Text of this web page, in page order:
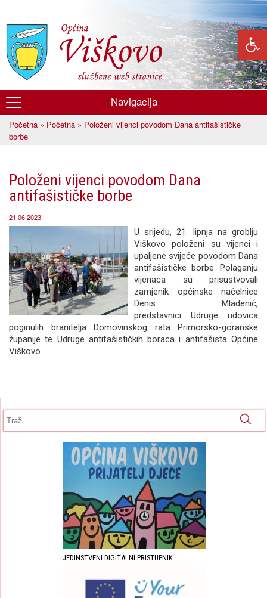
glavni
sadržaj
Općina
Viškovo
Navigacija
Vi ste ovdje
Početna » Početna » Položeni vijenci povodom Dana antifašističke
borbe
Položeni vijenci povodom Dana
antifašističke borbe
21.06.2023.
U srijedu, 21. lipnja na groblju
Viškovo položeni su vijenci i
upaljene svijeće povodom Dana
antifašističke borbe. Polaganju
vijenaca su prisustvovali
zamjenik općinske načelnice
Denis Mladenić,
predstavnici Udruge udovica
poginulih branitelja Domovinskog rata Primorsko-goranske
županije te Udruge antifašističkih boraca i antifašista Općine
Viškovo.
JEDINSTVENI DIGITALNI PRISTUPNIK